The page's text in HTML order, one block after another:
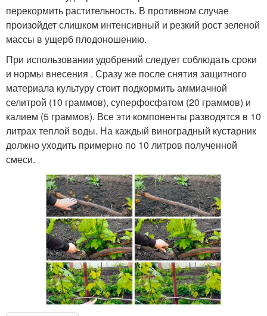
перекормить растительность. В противном случае
произойдет слишком интенсивный и резкий рост зеленой
массы в ущерб плодоношению.
При использовании удобрений следует соблюдать сроки
и нормы внесения . Сразу же после снятия защитного
материала культуру стоит подкормить аммиачной
селитрой (10 граммов), суперфосфатом (20 граммов) и
калием (5 граммов). Все эти компоненты разводятся в 10
литрах теплой воды. На каждый виноградный кустарник
должно уходить примерно по 10 литров полученной
смеси.